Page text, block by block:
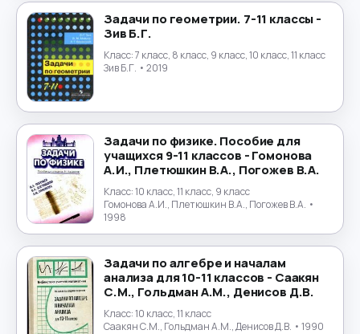
Задачи по геометрии. 7-11 классы -
Зив Б.Г.
Класс:7 класс, 8 класс, 9 класс, 10 класс, 11 класс
Зив Б.Г. • 2019
Задачи по физике. Пособие для
учащихся 9-11 классов - Гомонова
А.И., Плетюшкин В.А., Погожев В.А.
Класс:10 класс, 11 класс, 9 класс
Гомонова А.И., Плетюшкин В.А., Погожев В.А. •
1998
Задачи по алгебре и началам
анализа для 10-11 классов - Саакян
С.М., Гольдман А.М., Денисов Д.В.
Класс:10 класс, 11 класс
Саакян С.М., Гольдман А.М., Денисов Д.В. • 1990